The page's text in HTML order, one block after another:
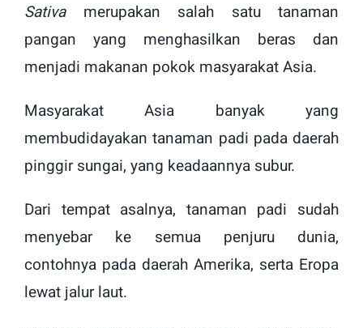
Sativamerupakan salah satu tanaman
pangan yang menghasilkan beras dan
menjadi makanan pokok masyarakat Asia.
Masyarakat Asia banyak yang
membudidayakan tanaman padi pada daerah
pinggir sungai, yang keadaannya subur.
Dari tempat asalnya, tanaman padi sudah
menyebar ke semua penjuru dunia,
contohnya pada daerah Amerika, serta Eropa
lewat jalur laut.